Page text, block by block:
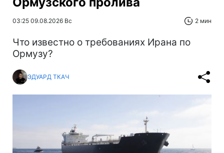
03:25 09.08.2026 Вс 2 мин
Что известно о требованиях Ирана по
Ормузу?
ЭДУАРД ТКАЧ